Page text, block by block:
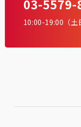
03-5579-
10:00-19:00（土